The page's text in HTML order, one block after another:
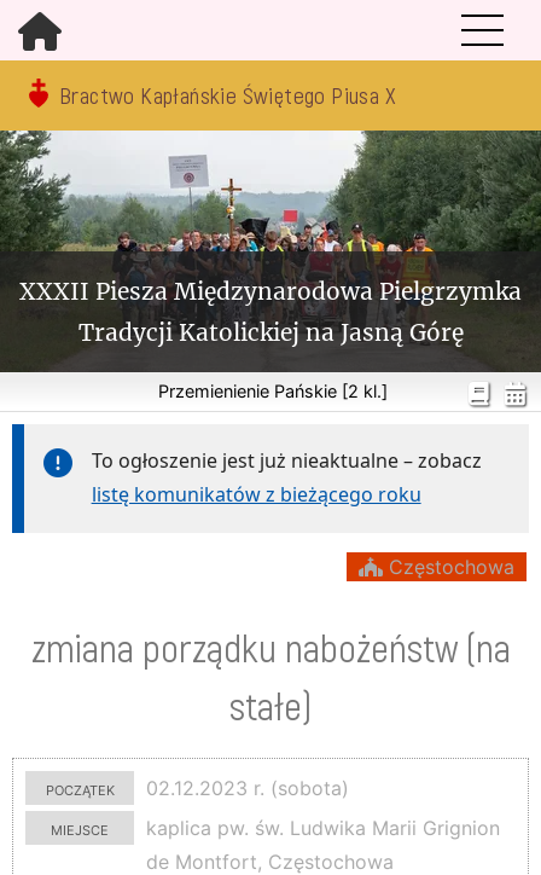
Bractwo Kapłańskie Świętego Piusa X
XXXII Piesza Międzynarodowa Pielgrzymka
Tradycji Katolickiej na Jasną Górę
Przemienienie Pańskie [2 kl.]
To ogłoszenie jest już nieaktualne – zobacz
listę komunikatów z bieżącego roku
Częstochowa
zmiana porządku nabożeństw (na
stałe)
początek
02.12.2023 r. (sobota)
miejsce
kaplica pw. św. Ludwika Marii Grignion
de Montfort, Częstochowa